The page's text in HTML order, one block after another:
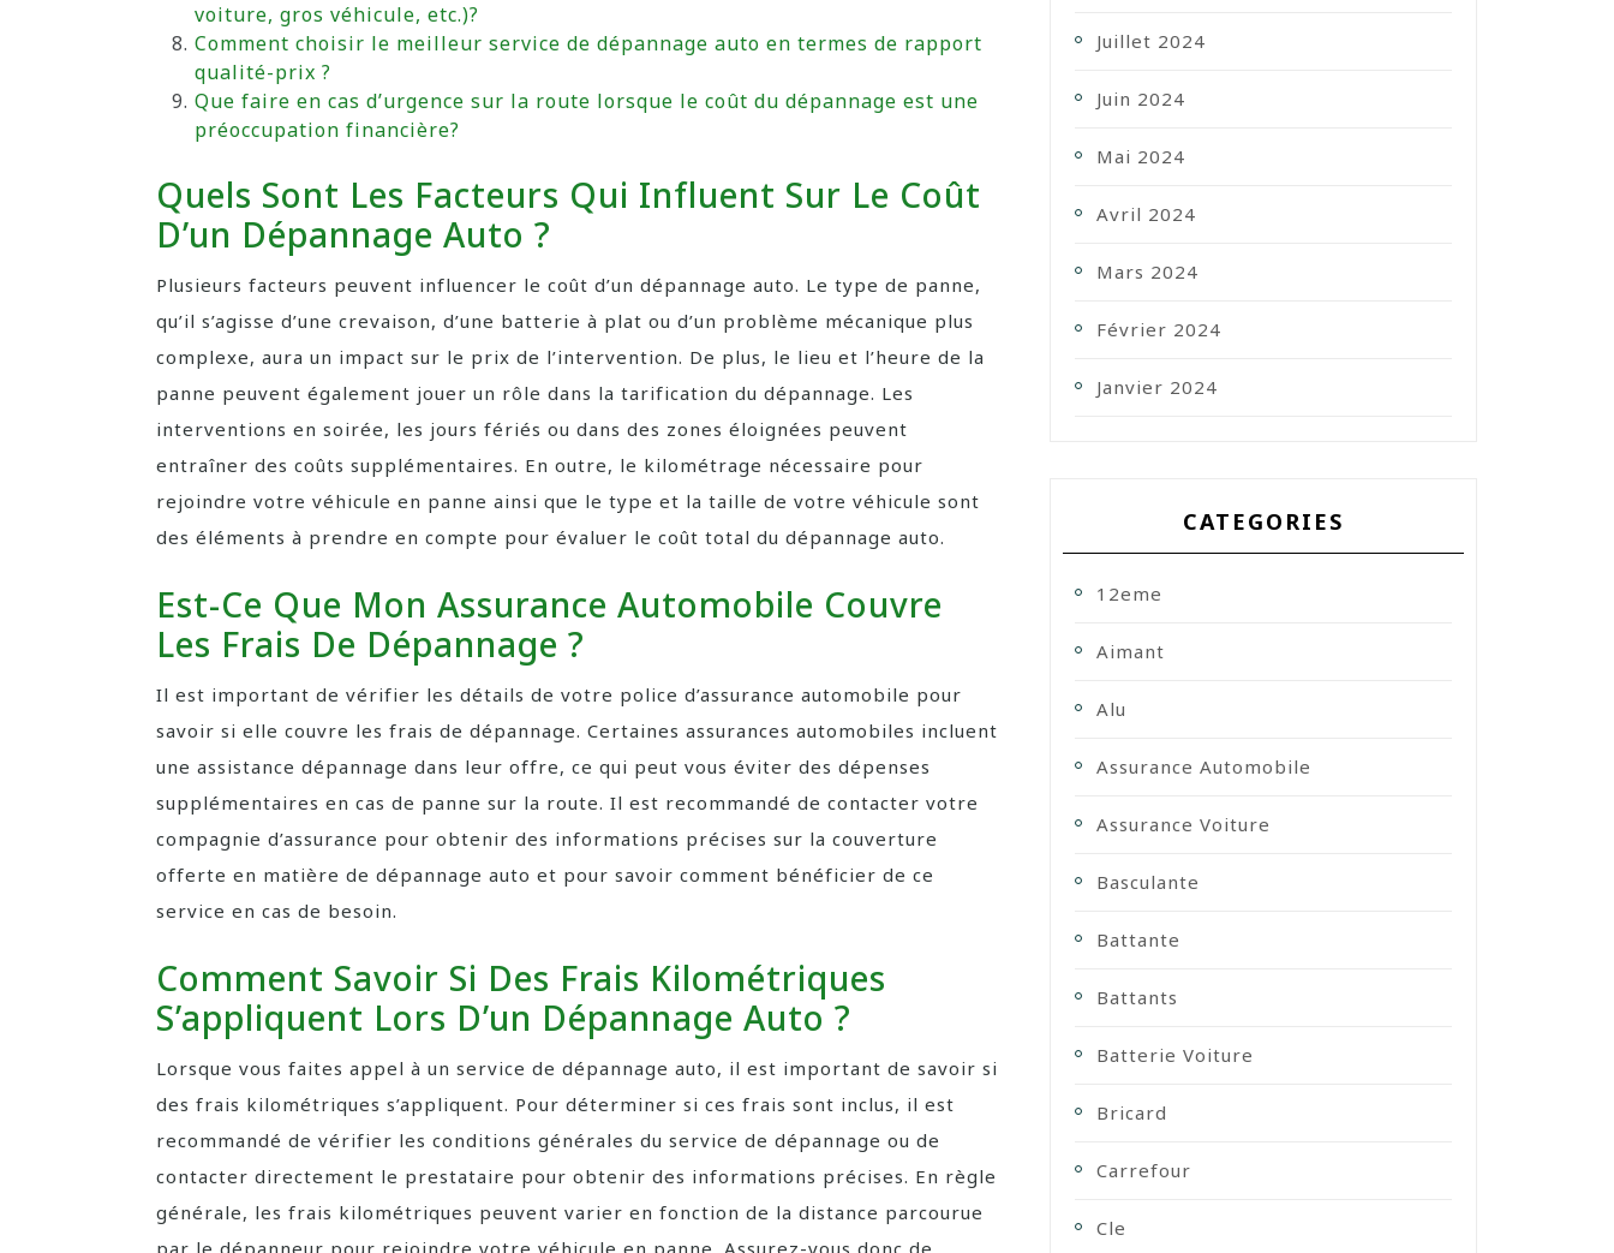
voiture, gros véhicule, etc.)?
Comment choisir le meilleur service de dépannage auto en termes de rapport
qualité-prix ?
Que faire en cas d’urgence sur la route lorsque le coût du dépannage est une
préoccupation financière?
Quels Sont Les Facteurs Qui Influent Sur Le Coût
D’un Dépannage Auto ?
Plusieurs facteurs peuvent influencer le coût d’un dépannage auto. Le type de panne,
qu’il s’agisse d’une crevaison, d’une batterie à plat ou d’un problème mécanique plus
complexe, aura un impact sur le prix de l’intervention. De plus, le lieu et l’heure de la
panne peuvent également jouer un rôle dans la tarification du dépannage. Les
interventions en soirée, les jours fériés ou dans des zones éloignées peuvent
entraîner des coûts supplémentaires. En outre, le kilométrage nécessaire pour
rejoindre votre véhicule en panne ainsi que le type et la taille de votre véhicule sont
des éléments à prendre en compte pour évaluer le coût total du dépannage auto.
Est-Ce Que Mon Assurance Automobile Couvre
Les Frais De Dépannage ?
Il est important de vérifier les détails de votre police d’assurance automobile pour
savoir si elle couvre les frais de dépannage. Certaines assurances automobiles incluent
une assistance dépannage dans leur offre, ce qui peut vous éviter des dépenses
supplémentaires en cas de panne sur la route. Il est recommandé de contacter votre
compagnie d’assurance pour obtenir des informations précises sur la couverture
offerte en matière de dépannage auto et pour savoir comment bénéficier de ce
service en cas de besoin.
Comment Savoir Si Des Frais Kilométriques
S’appliquent Lors D’un Dépannage Auto ?
Lorsque vous faites appel à un service de dépannage auto, il est important de savoir si
des frais kilométriques s’appliquent. Pour déterminer si ces frais sont inclus, il est
recommandé de vérifier les conditions générales du service de dépannage ou de
contacter directement le prestataire pour obtenir des informations précises. En règle
générale, les frais kilométriques peuvent varier en fonction de la distance parcourue
par le dépanneur pour rejoindre votre véhicule en panne. Assurez-vous donc de
Juillet 2024
Juin 2024
Mai 2024
Avril 2024
Mars 2024
Février 2024
Janvier 2024
CATEGORIES
12eme
Aimant
Alu
Assurance Automobile
Assurance Voiture
Basculante
Battante
Battants
Batterie Voiture
Bricard
Carrefour
Cle